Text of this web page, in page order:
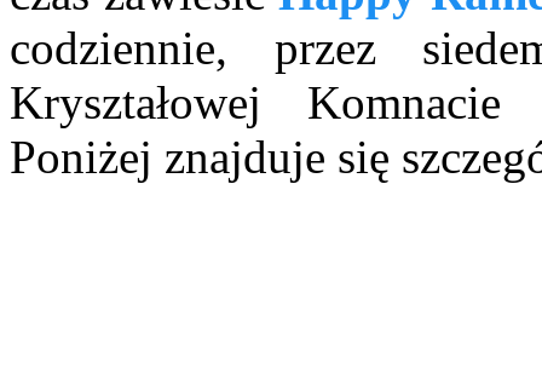
codziennie, przez
Kryształowej
Poniżej znajduje się